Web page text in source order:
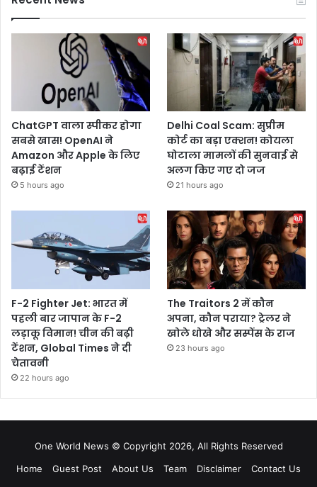
ChatGPT वाला स्पीकर होगा
सबसे खास! OpenAI ने
Amazon और Apple के लिए
बढ़ाई टेंशन
5 hours ago
Delhi Coal Scam: सुप्रीम
कोर्ट का बड़ा एक्शन! कोयला
घोटाला मामलों की सुनवाई से
अलग किए गए दो जज
21 hours ago
F-2 Fighter Jet: भारत में
पहली बार जापान के F-2
लड़ाकू विमान! चीन की बढ़ी
टेंशन, Global Times ने दी
चेतावनी
22 hours ago
The Traitors 2 में कौन
अपना, कौन पराया? ट्रेलर ने
खोले धोखे और सस्पेंस के राज
23 hours ago
One World News © Copyright 2026, All Rights Reserved
Home
Guest Post About Us Team Disclaimer Contact Us